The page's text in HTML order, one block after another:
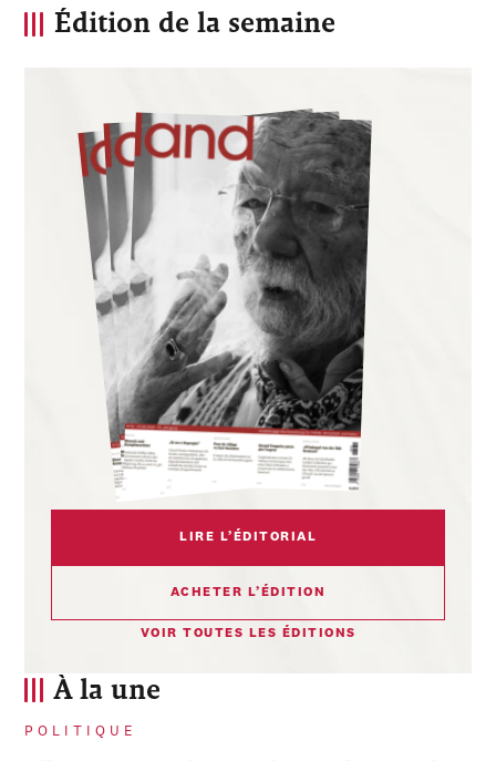
À la une
POLITIQUE
Édition de la semaine
LIRE L’ÉDITORIAL
ACHETER L’ÉDITION
VOIR TOUTES LES ÉDITIONS